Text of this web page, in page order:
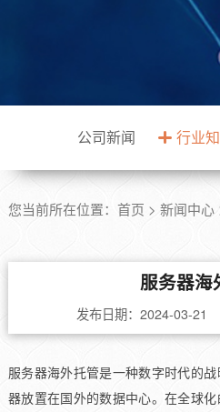
公司新闻 行业
您当前所在位置： 首页 > 新闻中心
服务器海
发布日期：2024-03-
服务器海外托管是一种数字时代的
器放置在国外的数据中心。在全球